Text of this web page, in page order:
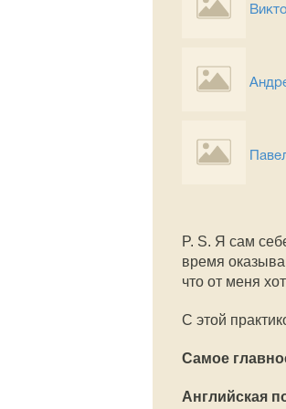
P. S. Я сам
время
что от меня
С этой
Самое
Английская